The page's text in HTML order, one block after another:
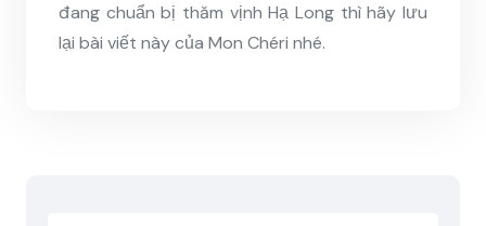
đang chuẩn bị thăm vịnh Hạ Long thì hãy lưu
lại bài viết này của Mon Chéri nhé.